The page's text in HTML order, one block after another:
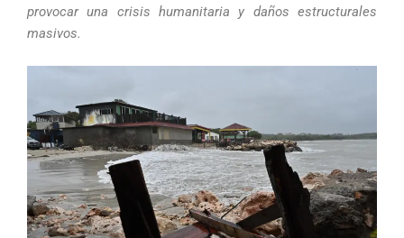
provocar una crisis humanitaria y daños estructurales
masivos.